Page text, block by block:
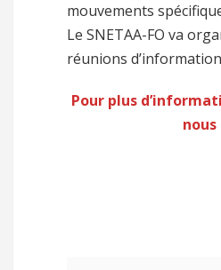
mouvements
Le SNETAA-FO va
réunions
Pour plus
nous